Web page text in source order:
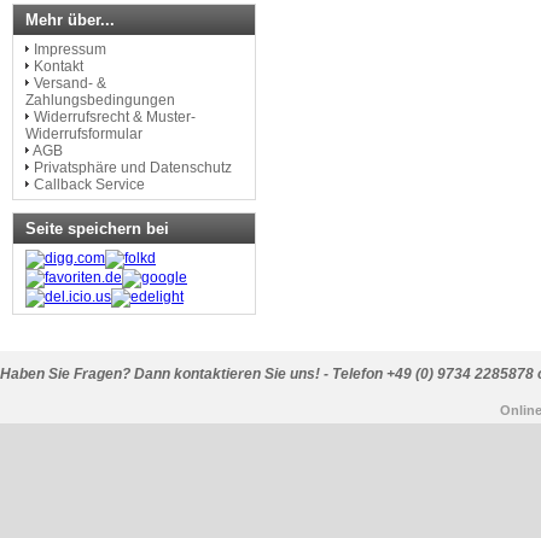
Mehr über...
Impressum
Kontakt
Versand- &
Zahlungsbedingungen
Widerrufsrecht & Muster-
Widerrufsformular
AGB
Privatsphäre und Datenschutz
Callback Service
Seite speichern bei
Haben Sie Fragen? Dann kontaktieren Sie uns! - Telefon +49 (0) 9734